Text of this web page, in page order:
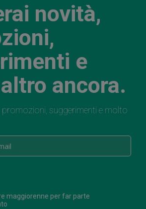
novità,
e
ancora.
promozioni, suggerimenti e molto
maggiorenne per far parte